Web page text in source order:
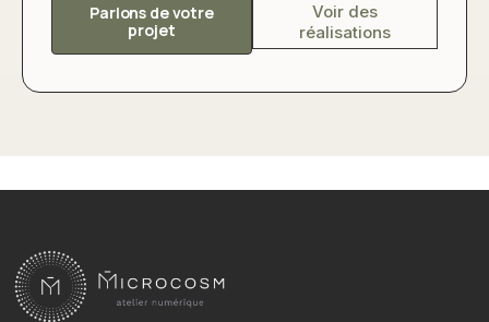
Parlons de votre
projet
Voir des
réalisations